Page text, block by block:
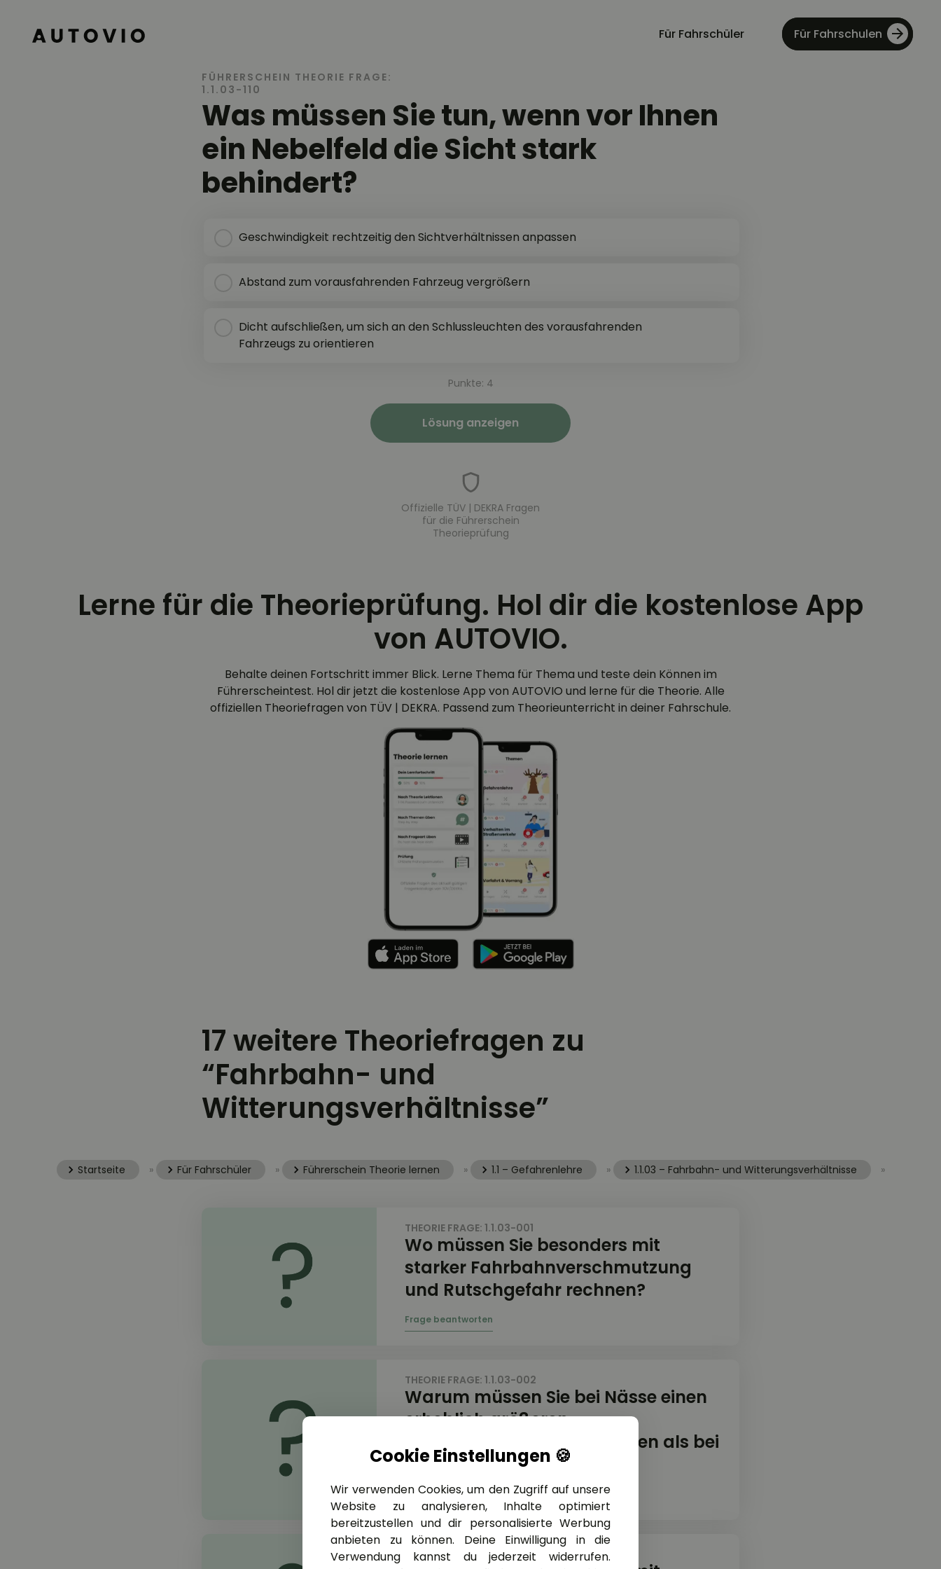
AUTOVIO Für Fahrschüler Für Fahrschulen
Was müssen Sie tun, wenn vor Ihnen
ein Nebelfeld die Sicht stark
behindert?
FÜHRERSCHEIN THEORIE FRAGE:
1.1.03-110
Geschwindigkeit rechtzeitig den Sichtverhältnissen anpassen
Abstand zum vorausfahrenden Fahrzeug vergrößern
Dicht aufschließen, um sich an den Schlussleuchten des vorausfahrenden
Fahrzeugs zu orientieren
Punkte: 4
Lösung anzeigen
Offizielle TÜV | DEKRA Fragen
für die Führerschein
Theorieprüfung
Lerne für die Theorieprüfung. Hol dir die kostenlose App
von AUTOVIO.
Behalte deinen Fortschritt immer Blick. Lerne Thema für Thema und teste dein Können im
Führerscheintest. Hol dir jetzt die kostenlose App von AUTOVIO und lerne für die Theorie. Alle
offiziellen Theoriefragen von TÜV | DEKRA. Passend zum Theorieunterricht in deiner Fahrschule.
17 weitere Theoriefragen zu
“Fahrbahn- und
Witterungsverhältnisse”
Startseite » Für Fahrschüler » Führerschein Theorie lernen » 1.1 – Gefahrenlehre » 1.1.03 – Fahrbahn- und Witterungsverhältnisse »
THEORIE FRAGE: 1.1.03-001
Wo müssen Sie besonders mit
starker Fahrbahnverschmutzung
und Rutschgefahr rechnen?
THEORIE FRAGE: 1.1.03-002
Warum müssen Sie bei Nässe einen
erheblich größeren
Sicherheitsabstand einhalten als bei
trockener Fahrbahn?
THEORIE FRAGE: 1.1.03-003
Cookie Einstellungen 🍪
Wir verwenden Cookies, um den Zugriff auf unsere
Website zu analysieren, Inhalte optimiert
bereitzustellen und dir personalisierte Werbung
anbieten zu können. Deine Einwilligung in die
Verwendung kannst du jederzeit widerrufen.